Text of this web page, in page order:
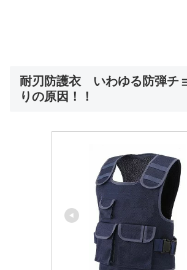
耐刃防護衣 いわゆる防弾チ
りの原因！！